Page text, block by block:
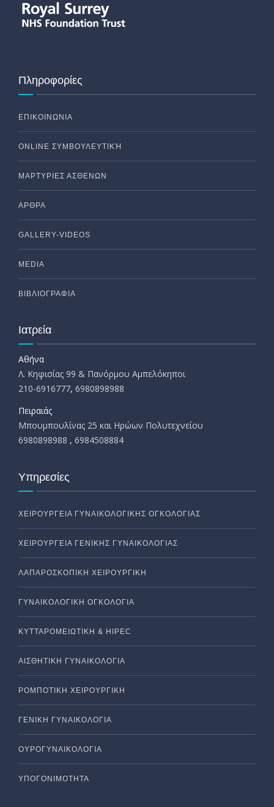
Πληροφορίες
ΕΠΙΚΟΙΝΩΝΙΑ
ONLINE ΣΥΜΒΟΥΛΕΥΤΙΚΉ
ΜΑΡΤΥΡΙΕΣ ΑΣΘΕΝΩΝ
ΑΡΘΡΑ
GALLERY-VIDEOS
MEDIA
ΒΙΒΛΙΟΓΡΑΦΙΑ
Ιατρεία
Αθήνα
Λ. Κηφισίας 99 & Πανόρμου Αμπελόκηποι
210-6916777, 6980898988
Πειραιάς
Μπουμπουλίνας 25 και Ηρώων Πολυτεχνείου
6980898988 , 6984508884
Υπηρεσίες
ΧΕΙΡΟΥΡΓΕΙΑ ΓΥΝΑΙΚΟΛΟΓΙΚΗΣ ΟΓΚΟΛΟΓΙΑΣ
ΧΕΙΡΟΥΡΓΕΙΑ ΓΕΝΙΚΗΣ ΓΥΝΑΙΚΟΛΟΓΙΑΣ
ΛΑΠΑΡΟΣΚΟΠΙΚΗ ΧΕΙΡΟΥΡΓΙΚΗ
ΓΥΝΑΙΚΟΛΟΓΙΚΗ ΟΓΚΟΛΟΓΙΑ
ΚΥΤΤΑΡΟΜΕΙΩΤΙΚΗ & HIPEC
ΑΙΣΘΗΤΙΚΗ ΓΥΝΑΙΚΟΛΟΓΙΑ
ΡΟΜΠΟΤΙΚΗ ΧΕΙΡΟΥΡΓΙΚΗ
ΓΕΝΙΚΗ ΓΥΝΑΙΚΟΛΟΓΙΑ
ΟΥΡΟΓΥΝΑΙΚΟΛΟΓΙΑ
ΥΠΟΓΟΝΙΜΟΤΗΤΑ